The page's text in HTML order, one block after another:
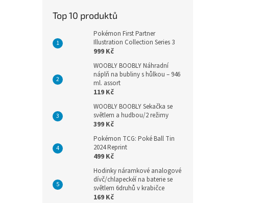
Top 10 produktů
Pokémon First Partner
Illustration Collection Series 3
999 Kč
WOOBLY BOOBLY Náhradní
náplň na bubliny s hůlkou – 946
ml. assort
119 Kč
WOOBLY BOOBLY Sekačka se
světlem a hudbou/2 režimy
399 Kč
Pokémon TCG: Poké Ball Tin
2024 Reprint
499 Kč
Hodinky náramkové analogové
dívč/chlapeckéí na baterie se
světlem 6druhů v krabičce
169 Kč